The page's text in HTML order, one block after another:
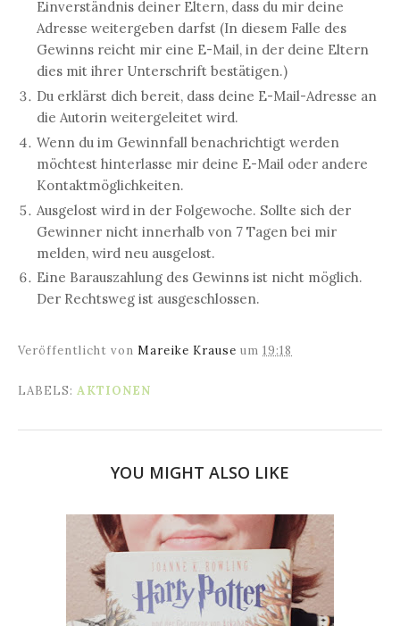
Einverständnis deiner Eltern, dass du mir deine
Adresse weitergeben darfst (In diesem Falle des
Gewinns reicht mir eine E-Mail, in der deine Eltern
dies mit ihrer Unterschrift bestätigen.)
Du erklärst dich bereit, dass deine E-Mail-Adresse an
die Autorin weitergeleitet wird.
Wenn du im Gewinnfall benachrichtigt werden
möchtest hinterlasse mir deine E-Mail oder andere
Kontaktmöglichkeiten.
Ausgelost wird in der Folgewoche. Sollte sich der
Gewinner nicht innerhalb von 7 Tagen bei mir
melden, wird neu ausgelost.
Eine Barauszahlung des Gewinns ist nicht möglich.
Der Rechtsweg ist ausgeschlossen.
Veröffentlicht von Mareike Krause um 19:18
LABELS: AKTIONEN
YOU MIGHT ALSO LIKE